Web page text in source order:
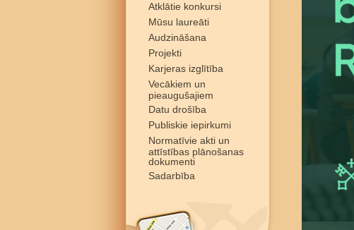
Atklātie konkursi
Mūsu laureāti
Audzināšana
Projekti
Karjeras izglītība
Vecākiem un
pieaugušajiem
Datu drošība
Publiskie iepirkumi
Normatīvie akti un
attīstības plānošanas
dokumenti
Sadarbība